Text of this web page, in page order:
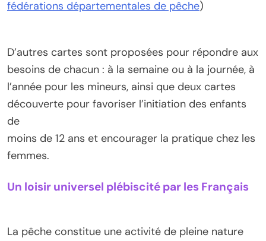
fédérations départementales de pêche)
D’autres cartes sont proposées pour répondre aux
besoins de chacun : à la semaine ou à la journée, à
l’année pour les mineurs, ainsi que deux cartes
découverte pour favoriser l’initiation des enfants
de
moins de 12 ans et encourager la pratique chez les
femmes.
Un loisir universel plébiscité par les Français
La pêche constitue une activité de pleine nature